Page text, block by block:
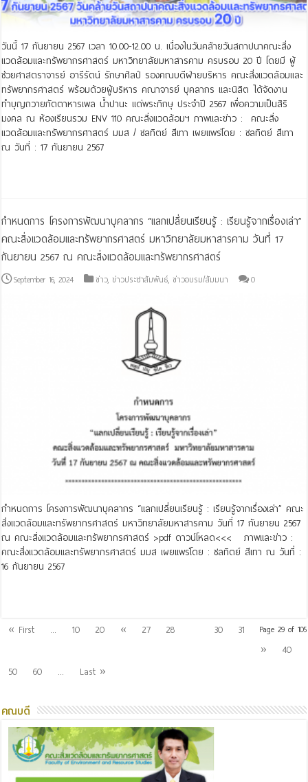
วันนี้ 17 กันยายน 2567 เวลา 10.00-12.00 น. เนื่องในวันคล้ายวันสถาปนาคณะสิ่ง
แวดล้อมและทรัพยากรศาสตร์ มหาวิทยาลัยมหาสารคาม ครบรอบ 20 ปี โดยมี ผู้
ช่วยศาสตราจารย์ อารีรัตน์ รักษาศิลป์ รองคณบดีฝ่ายบริหาร คณะสิ่งแวดล้อมและ
ทรัพยากรศาสตร์ พร้อมด้วยผู้บริหาร คณาจารย์ บุคลากร และนิสิต ได้จัดงาน
ทำบุญถวายภัตตาหารเพล น้ำปานะ แด่พระภิกษุ ประจำปี 2567 เพื่อความเป็นสิริ
มงคล ณ ห้องเรียนรวม ENV 110 คณะสิ่งแวดล้อมฯ ภาพและข่าว : คณะสิ่ง
แวดล้อมและทรัพยากรศาสตร์ มมส / ชลทิตย์ สีเทา เผยแพร่โดย : ชลทิตย์ สีเทา
ณ วันที่ : 17 กันยายน 2567
กำหนดการ โครงการพัฒนาบุคลากร “แลกเปลี่ยนเรียนรู้ : เรียนรู้จากเรื่องเล่า”
คณะสิ่งแวดล้อมและทรัพยากรศาสตร์ มหาวิทยาลัยมหาสารคาม วันที่ 17
กันยายน 2567 ณ คณะสิ่งแวดล้อมและทรัพยากรศาสตร์
September 16, 2024 ข่าว,ข่าวประชาสัมพันธ์,ข่าวอบรม/สัมมนา 0
กำหนดการ โครงการพัฒนาบุคลากร “แลกเปลี่ยนเรียนรู้ : เรียนรู้จากเรื่องเล่า” คณะ
สิ่งแวดล้อมและทรัพยากรศาสตร์ มหาวิทยาลัยมหาสารคาม วันที่ 17 กันยายน 2567
ณ คณะสิ่งแวดล้อมและทรัพยากรศาสตร์ >pdf ดาวน์โหลด<<< ภาพและข่าว :
คณะสิ่งแวดล้อมและทรัพยากรศาสตร์ มมส เผยแพร่โดย : ชลทิตย์ สีเทา ณ วันที่ :
16 กันยายน 2567
Page 29 of 105
« First ... 10 20 « 27 28 30
31
»
40
50
60 ... Last »
คณบดี